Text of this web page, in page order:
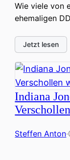
Wie viele von
ehemaligen
Jetzt lesen
Indiana
Steffen Anton·